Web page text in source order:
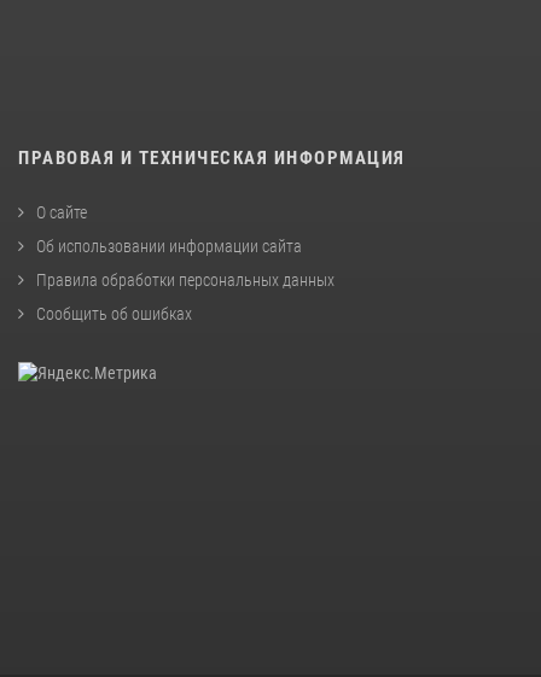
ПРАВОВАЯ И ТЕХНИЧЕСКАЯ ИНФОРМАЦИЯ
О сайте
Об использовании информации сайта
Правила обработки персональных данных
Сообщить об ошибках